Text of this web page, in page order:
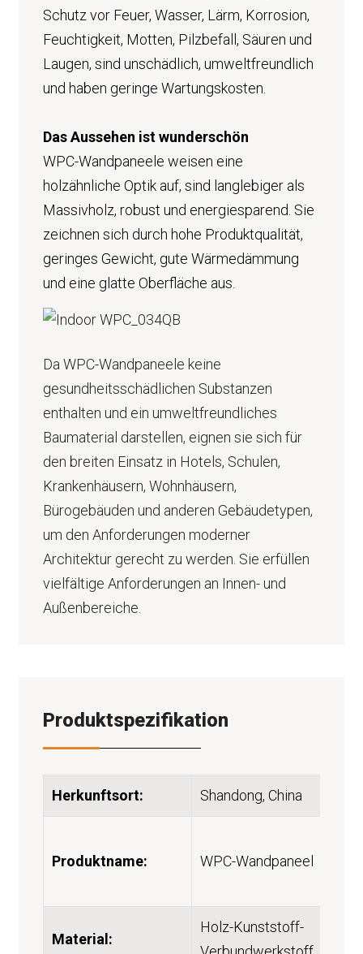
Schutz vor Feuer, Wasser, Lärm, Korrosion,
Feuchtigkeit, Motten, Pilzbefall, Säuren und
Laugen, sind unschädlich, umweltfreundlich
und haben geringe Wartungskosten.
Das Aussehen ist wunderschön
WPC-Wandpaneele weisen eine
holzähnliche Optik auf, sind langlebiger als
Massivholz, robust und energiesparend. Sie
zeichnen sich durch hohe Produktqualität,
geringes Gewicht, gute Wärmedämmung
und eine glatte Oberfläche aus.
Da WPC-Wandpaneele keine
gesundheitsschädlichen Substanzen
enthalten und ein umweltfreundliches
Baumaterial darstellen, eignen sie sich für
den breiten Einsatz in Hotels, Schulen,
Krankenhäusern, Wohnhäusern,
Bürogebäuden und anderen Gebäudetypen,
um den Anforderungen moderner
Architektur gerecht zu werden. Sie erfüllen
vielfältige Anforderungen an Innen- und
Außenbereiche.
Produktspezifikation
Herkunftsort: Shandong, China
Produktname: WPC-Wandpaneel
Material:
Holz-Kunststoff-